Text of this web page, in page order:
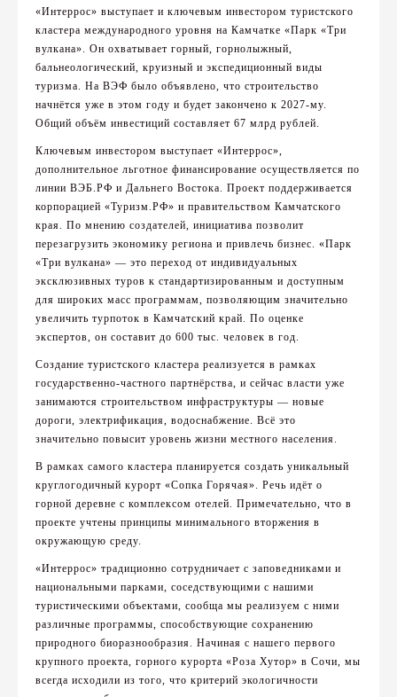
«Интеррос» выступает и ключевым инвестором туристского
кластера международного уровня на Камчатке «Парк «Три
вулкана». Он охватывает горный, горнолыжный,
бальнеологический, круизный и экспедиционный виды
туризма. На ВЭФ было объявлено, что строительство
начнётся уже в этом году и будет закончено к 2027-му.
Общий объём инвестиций составляет 67 млрд рублей.
Ключевым инвестором выступает «Интеррос»,
дополнительное льготное финансирование осуществляется по
линии ВЭБ.РФ и Дальнего Востока. Проект поддерживается
корпорацией «Туризм.РФ» и правительством Камчатского
края. По мнению создателей, инициатива позволит
перезагрузить экономику региона и привлечь бизнес. «Парк
«Три вулкана» — это переход от индивидуальных
эксклюзивных туров к стандартизированным и доступным
для широких масс программам, позволяющим значительно
увеличить турпоток в Камчатский край. По оценке
экспертов, он составит до 600 тыс. человек в год.
Создание туристского кластера реализуется в рамках
государственно-частного партнёрства, и сейчас власти уже
занимаются строительством инфраструктуры — новые
дороги, электрификация, водоснабжение. Всё это
значительно повысит уровень жизни местного населения.
В рамках самого кластера планируется создать уникальный
круглогодичный курорт «Сопка Горячая». Речь идёт о
горной деревне с комплексом отелей. Примечательно, что в
проекте учтены принципы минимального вторжения в
окружающую среду.
«Интеррос» традиционно сотрудничает с заповедниками и
национальными парками, соседствующими с нашими
туристическими объектами, сообща мы реализуем с ними
различные программы, способствующие сохранению
природного биоразнообразия. Начиная с нашего первого
крупного проекта, горного курорта «Роза Хутор» в Сочи, мы
всегда исходили из того, что критерий экологичности